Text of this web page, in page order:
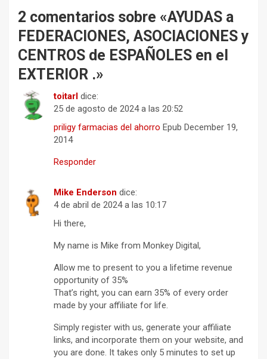
2 comentarios sobre «AYUDAS a
FEDERACIONES, ASOCIACIONES y
CENTROS de ESPAÑOLES en el
EXTERIOR .»
toitarl dice:
25 de agosto de 2024 a las 20:52
priligy farmacias del ahorro Epub December 19,
2014
Responder
Mike Enderson dice:
4 de abril de 2024 a las 10:17
Hi there,
My name is Mike from Monkey Digital,
Allow me to present to you a lifetime revenue
opportunity of 35%
That’s right, you can earn 35% of every order
made by your affiliate for life.
Simply register with us, generate your affiliate
links, and incorporate them on your website, and
you are done. It takes only 5 minutes to set up